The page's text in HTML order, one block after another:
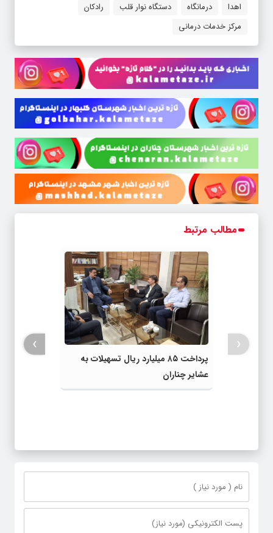
اهدا درمانگاه دستگاه نوار قلب
رادکان
مرکز خدمات درمانی
مطالب مرتبط
پرداخت ۸۵ میلیارد ریال تسهیلات به
عشایر چناران
‹
›